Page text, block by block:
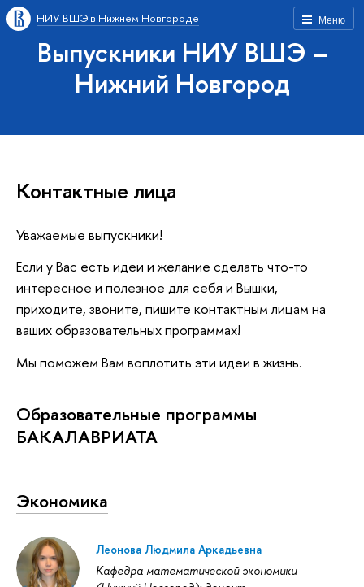
Меню
НИУ ВШЭ в Нижнем Новгороде
Выпускники НИУ ВШЭ –
Нижний Новгород
Контактные лица
Уважаемые выпускники!
Если у Вас есть идеи и желание сделать что-то
интересное и полезное для себя и Вышки,
приходите, звоните, пишите контактным лицам на
ваших образовательных программах!
Мы поможем Вам воплотить эти идеи в жизнь.
Образовательные программы
БАКАЛАВРИАТА
Экономика
Леонова Людмила Аркадьевна
Кафедра математической экономики